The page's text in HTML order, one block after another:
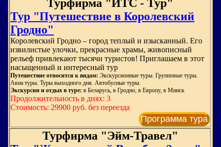
Турфирма "ИТС - Тур"
Тур "Путешествие в Королевский
Гродно"
Королевский Гродно – город теплый и изысканный. Его
извилистые улочки, прекрасные храмы, живописный
рельеф привлекают тысячи туристов! Приглашаем в этот
насыщенный и интересный тур
Путешествие относится к видам: Экскурсионные туры. Групповые туры.
Авиа туры. Туры выходного дня. Автобусные туры.
Экскурсии и отдых в туре: в Беларусь, в Гродно, в Европу, в Минск
Продолжительность в днях: 3
Стоимость: 29900 руб. без переезда
Программа тура
Турфирма "Эйм-Травел"